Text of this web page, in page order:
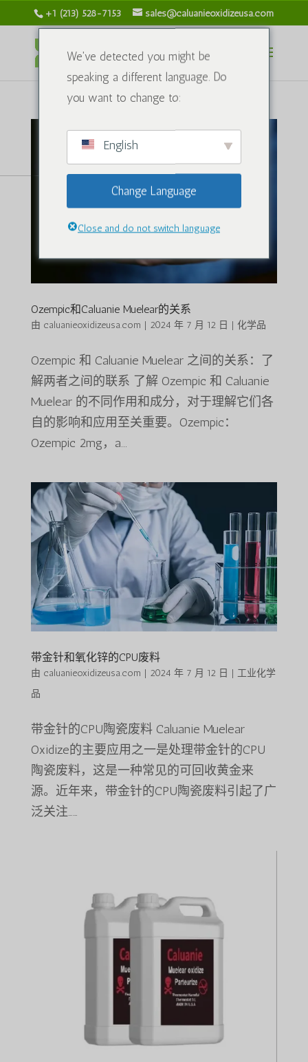
+1 (213) 528-7153 sales@caluanieoxidizeusa.com
Ozempic和Caluanie Muelear的关系
由 caluanieoxidizeusa.com | 2024 年 7 月 12 日 | 化学品
Ozempic 和 Caluanie Muelear 之间的关系：了
解两者之间的联系 了解 Ozempic 和 Caluanie
Muelear 的不同作用和成分，对于理解它们各
自的影响和应用至关重要。Ozempic：
Ozempic 2mg，a...
带金针和氧化锌的CPU废料
由 caluanieoxidizeusa.com | 2024 年 7 月 12 日 | 工业化学
品
带金针的CPU陶瓷废料 Caluanie Muelear
Oxidize的主要应用之一是处理带金针的CPU
陶瓷废料，这是一种常见的可回收黄金来
源。近年来，带金针的CPU陶瓷废料引起了广
泛关注……
We've detected you might be
speaking a different language. Do
you want to change to:
English
Change Language
Close and do not switch language